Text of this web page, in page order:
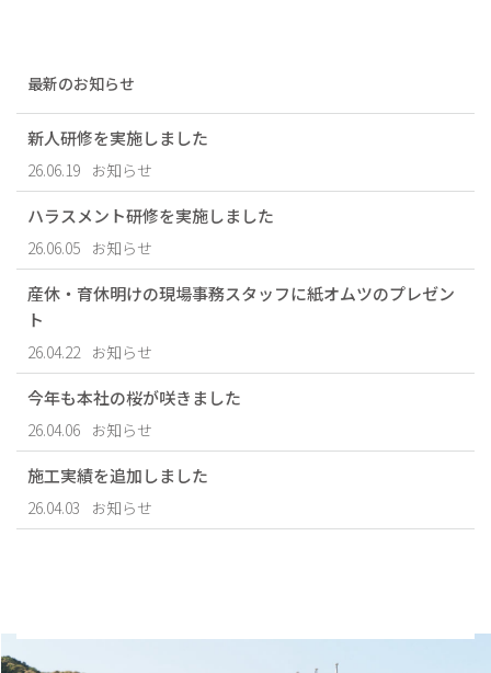
最新のお知らせ
新人研修を実施しました
26.06.19 お知らせ
ハラスメント研修を実施しました
26.06.05 お知らせ
産休・育休明けの現場事務スタッフに紙オムツのプレゼン
ト
26.04.22 お知らせ
今年も本社の桜が咲きました
26.04.06 お知らせ
施工実績を追加しました
26.04.03 お知らせ